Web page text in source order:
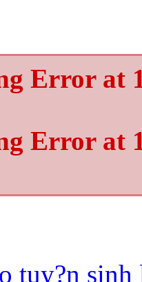
Error at
Error at